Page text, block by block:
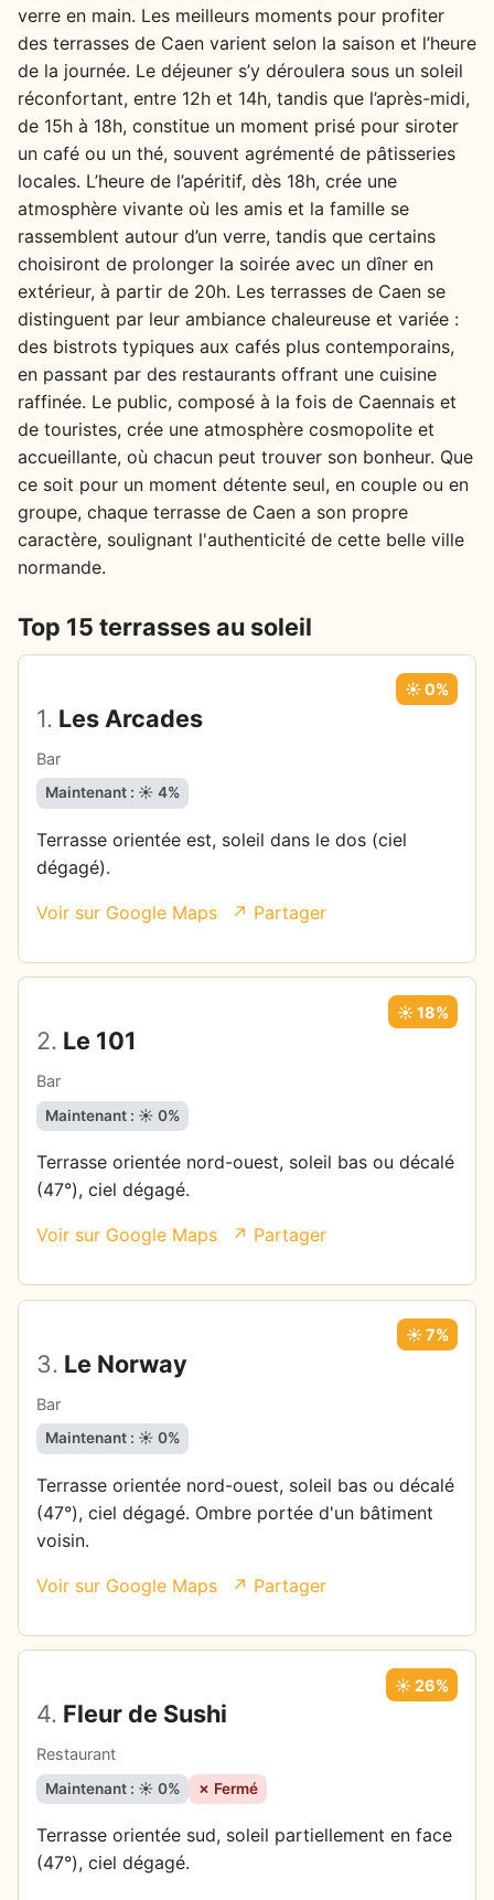
verre en main. Les meilleurs moments pour profiter
des terrasses de Caen varient selon la saison et l’heure
de la journée. Le déjeuner s’y déroulera sous un soleil
réconfortant, entre 12h et 14h, tandis que l’après-midi,
de 15h à 18h, constitue un moment prisé pour siroter
un café ou un thé, souvent agrémenté de pâtisseries
locales. L’heure de l’apéritif, dès 18h, crée une
atmosphère vivante où les amis et la famille se
rassemblent autour d’un verre, tandis que certains
choisiront de prolonger la soirée avec un dîner en
extérieur, à partir de 20h. Les terrasses de Caen se
distinguent par leur ambiance chaleureuse et variée :
des bistrots typiques aux cafés plus contemporains,
en passant par des restaurants offrant une cuisine
raffinée. Le public, composé à la fois de Caennais et
de touristes, crée une atmosphère cosmopolite et
accueillante, où chacun peut trouver son bonheur. Que
ce soit pour un moment détente seul, en couple ou en
groupe, chaque terrasse de Caen a son propre
caractère, soulignant l'authenticité de cette belle ville
normande.
Top 15 terrasses au soleil
1. Les Arcades
Bar
☀️ 0%
Maintenant : ☀️ 4%
Terrasse orientée est, soleil dans le dos (ciel
dégagé).
Voir sur Google Maps ↗ Partager
2. Le 101
Bar
☀️ 18%
Maintenant : ☀️ 0%
Terrasse orientée nord-ouest, soleil bas ou décalé
(47°), ciel dégagé.
Voir sur Google Maps ↗ Partager
3. Le Norway
Bar
☀️ 7%
Maintenant : ☀️ 0%
Terrasse orientée nord-ouest, soleil bas ou décalé
(47°), ciel dégagé. Ombre portée d'un bâtiment
voisin.
Voir sur Google Maps ↗ Partager
4. Fleur de Sushi
Restaurant
☀️ 26%
Maintenant : ☀️ 0% ✗ Fermé
Terrasse orientée sud, soleil partiellement en face
(47°), ciel dégagé.